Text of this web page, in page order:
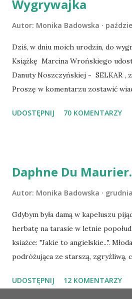
Wygrywajka
Autor: Monika Badowska
Dziś, w dniu moich urodzin, do
Książkę Marcina Wrońskiego
Danuty Noszczyńskiej - SELKAR ,
Proszę w komentarzu zostawić
Losowanie odbędzie się w
UDOSTĘPNIJ 70 KOMENTARZY
Daphne Du
Autor: Monika Badowska
Gdybym była damą w kapeluszu
herbatę na tarasie w letnie
ksiażce: "Jakie to angielskie...".
podróżująca ze starszą, zgryźliwą,
de Wintera, właściciela uroczej
UDOSTĘPNIJ 12 KOMENTARZY